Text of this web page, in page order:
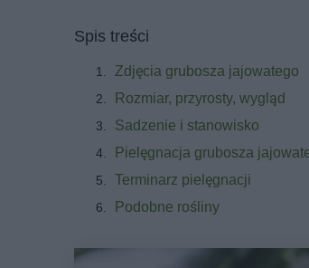
Spis treści
Zdjęcia grubosza jajowatego
Rozmiar, przyrosty, wygląd
Sadzenie i stanowisko
Pielęgnacja grubosza
Terminarz pielęgnacji
Podobne rośliny